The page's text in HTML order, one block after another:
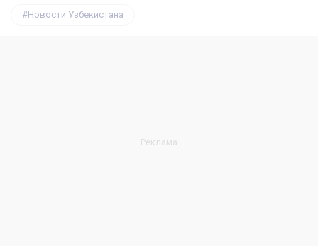
Новости Узбекистана